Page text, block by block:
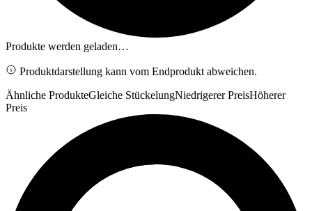
Produkte werden geladen…
Produktdarstellung kann vom Endprodukt abweichen.
Ähnliche ProdukteGleiche StückelungNiedrigerer PreisHöherer
Preis